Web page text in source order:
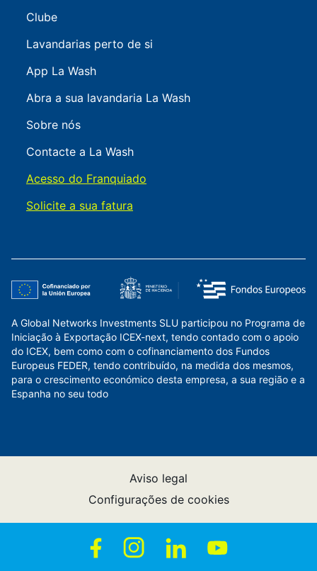
Clube
Lavandarias perto de si
App La Wash
Abra a sua lavandaria La Wash
Sobre nós
Contacte a La Wash
Acesso do Franquiado
Solicite a sua fatura
A Global Networks Investments SLU participou no Programa de
Iniciação à Exportação ICEX-next, tendo contado com o apoio
do ICEX, bem como com o cofinanciamento dos Fundos
Europeus FEDER, tendo contribuído, na medida dos mesmos,
para o crescimento económico desta empresa, a sua região e a
Espanha no seu todo
Aviso legal
Configurações de cookies